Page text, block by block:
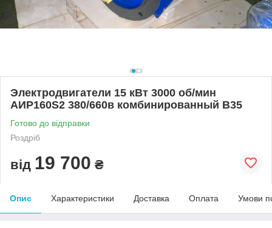
Электродвигатели 15 кВт 3000 об/мин
АИР160S2 380/660в комбинированный В35
Готово до відправки
Роздріб
від 19 700 ₴
Опис Характеристики Доставка Оплата Умови